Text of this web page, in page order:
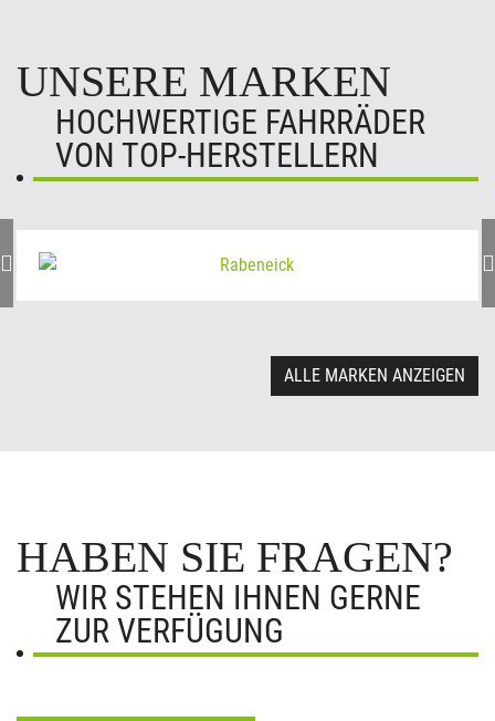
UNSERE MARKEN
HOCHWERTIGE FAHRRÄDER
VON TOP-HERSTELLERN
ALLE MARKEN ANZEIGEN
HABEN SIE FRAGEN?
WIR STEHEN IHNEN GERNE
ZUR VERFÜGUNG